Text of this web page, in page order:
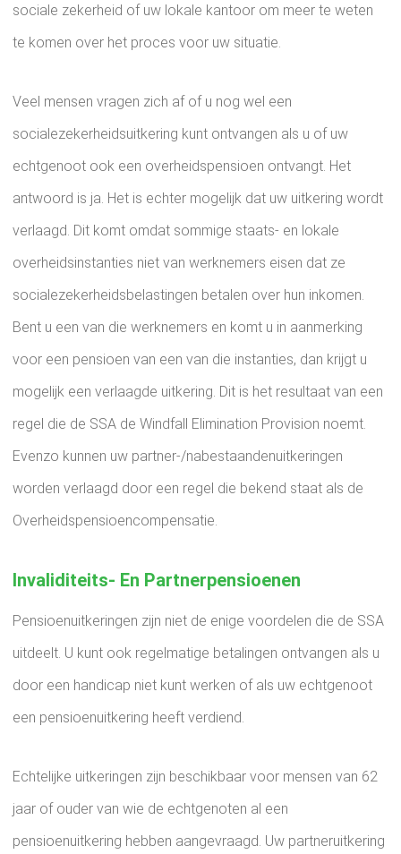
sociale zekerheid of uw lokale kantoor om meer te weten
te komen over het proces voor uw situatie.
Veel mensen vragen zich af of u nog wel een
socialezekerheidsuitkering kunt ontvangen als u of uw
echtgenoot ook een overheidspensioen ontvangt. Het
antwoord is ja. Het is echter mogelijk dat uw uitkering wordt
verlaagd. Dit komt omdat sommige staats- en lokale
overheidsinstanties niet van werknemers eisen dat ze
socialezekerheidsbelastingen betalen over hun inkomen.
Bent u een van die werknemers en komt u in aanmerking
voor een pensioen van een van die instanties, dan krijgt u
mogelijk een verlaagde uitkering. Dit is het resultaat van een
regel die de SSA de Windfall Elimination Provision noemt.
Evenzo kunnen uw partner-/nabestaandenuitkeringen
worden verlaagd door een regel die bekend staat als de
Overheidspensioencompensatie.
Invaliditeits- En Partnerpensioenen
Pensioenuitkeringen zijn niet de enige voordelen die de SSA
uitdeelt. U kunt ook regelmatige betalingen ontvangen als u
door een handicap niet kunt werken of als uw echtgenoot
een pensioenuitkering heeft verdiend.
Echtelijke uitkeringen zijn beschikbaar voor mensen van 62
jaar of ouder van wie de echtgenoten al een
pensioenuitkering hebben aangevraagd. Uw partneruitkering